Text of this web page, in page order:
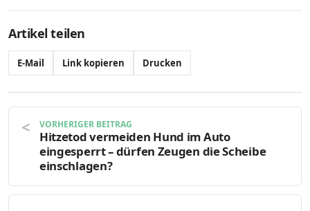
Artikel teilen
E-Mail Link kopieren Drucken
VORHERIGER BEITRAG
Hitzetod vermeiden Hund im Auto
eingesperrt – dürfen Zeugen die Scheibe
einschlagen?